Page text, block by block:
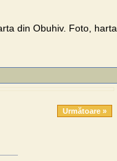
din Obuhiv. Foto, harta,
Următoare »